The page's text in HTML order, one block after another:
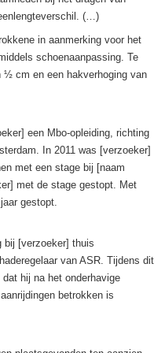
(…)
in aanmerking voor het
schoenaanpassing. Te
½ cm en een hakverhoging van
een Mbo-opleiding, richting
In 2011 was [verzoeker]
met een stage bij [naam
met de stage gestopt. Met
gestopt.
bij [verzoeker] thuis
van ASR. Tijdens dit
hij na het onderhavige
betrokken is